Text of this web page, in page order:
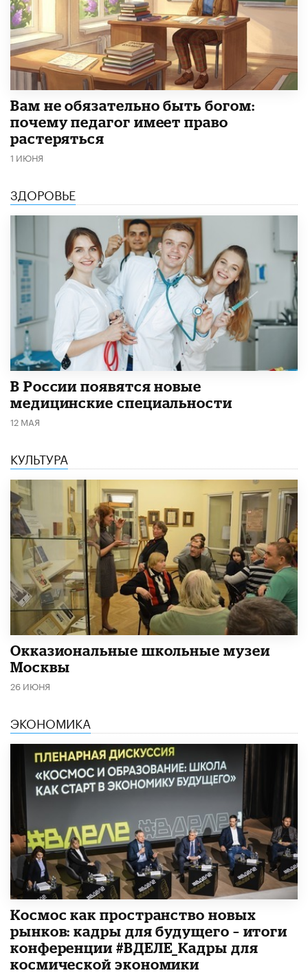
​Вам не обязательно быть богом:
почему педагог имеет право
растеряться
1 ИЮНЯ
ЗДОРОВЬЕ
В России появятся новые
медицинские специальности
12 МАЯ
КУЛЬТУРА
​Окказиональные школьные музеи
Москвы
26 ИЮНЯ
ЭКОНОМИКА
Космос как пространство новых
рынков: кадры для будущего – итоги
конференции #ВДЕЛЕ_Кадры для
космической экономики